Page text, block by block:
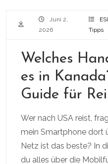
Juni 2,
2026
Tipps
Welches
es in
Guide für
Wer nach USA reist,
mein Smartphone dort
Netz ist das beste? In
du alles über die